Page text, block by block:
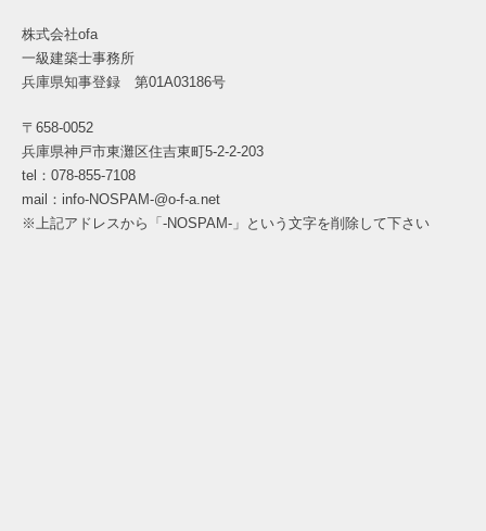
株式会社ofa
一級建築士事務所
兵庫県知事登録 第01A03186号
〒658-0052
兵庫県神戸市東灘区住吉東町5-2-2-203
tel：078-855-7108
mail：info-NOSPAM-@o-f-a.net
※上記アドレスから「-NOSPAM-」という文字を削除して下さい